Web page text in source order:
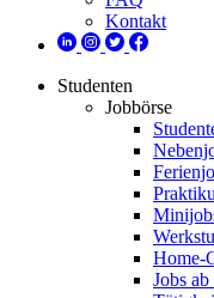
Kontakt
Studenten
Jobbörse
Home-
Jobs